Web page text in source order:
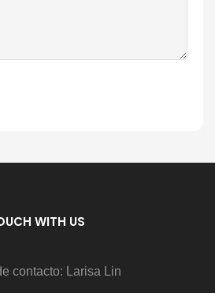
WITH US
contacto: Larisa Lin